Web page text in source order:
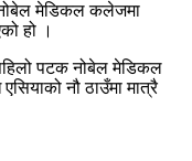
नोबेल मेडिकल कलेजमा
हो ।
पटक नोबेल मेडिकल
नौ ठाउँमा मात्रै